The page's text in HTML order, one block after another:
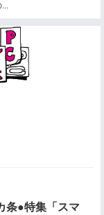
条●特集「スマ